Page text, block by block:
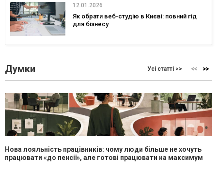
12.01.2026
Як обрати веб-студію в Києві: повний гід
для бізнесу
Думки Усі статті >>
Нова лояльність працівників: чому люди більше не хочуть
працювати «до пенсії», але готові працювати на максимум